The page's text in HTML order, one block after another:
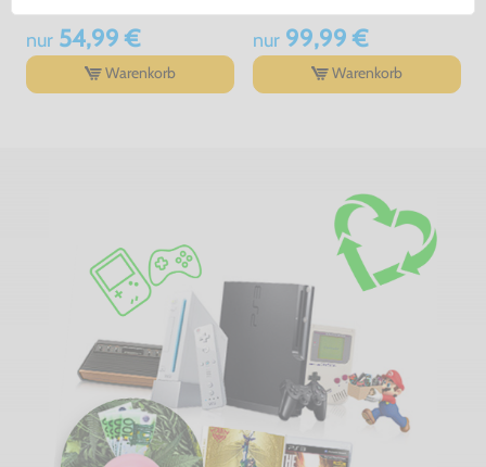
nur54,99 €
Warenkorb
nur99,99 €
Warenkorb